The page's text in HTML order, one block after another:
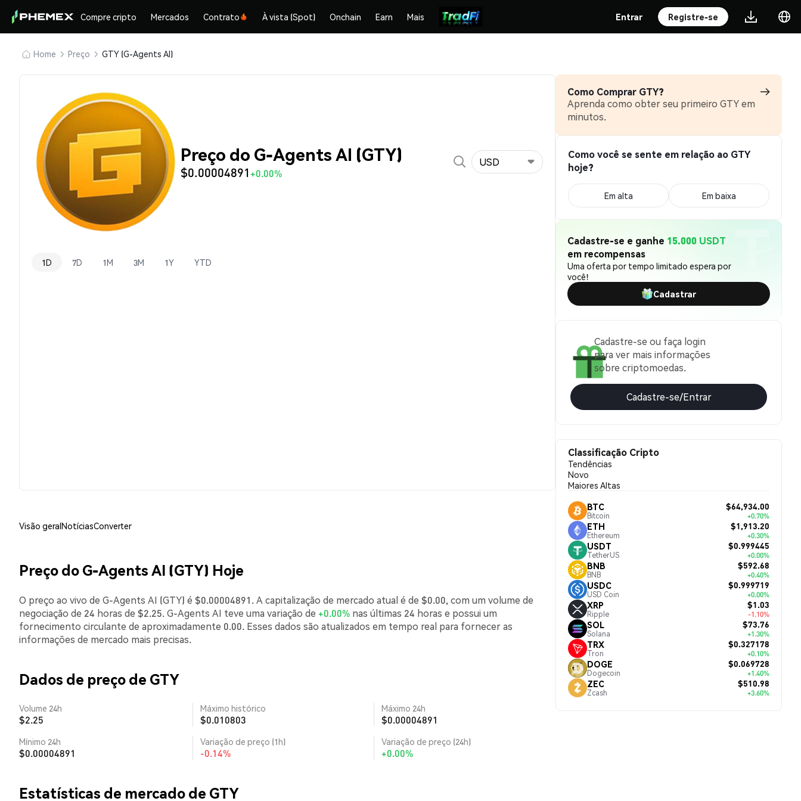
Compre cripto Mercados Contrato À vista (Spot) Onchain Earn Mais Entrar Registre-se
Home Preço GTY (G-Agents AI)
Preço do G-Agents AI (GTY)
$0.00004891+0.00%
USD
1D 7D 1M 3M 1Y YTD
Visão geralNotíciasConverter
Preço do G-Agents AI (GTY) Hoje
O preço ao vivo de G-Agents AI (GTY) é $0.00004891. A capitalização de mercado atual é de $0.00, com um volume de
negociação de 24 horas de $2.25. G-Agents AI teve uma variação de +0.00% nas últimas 24 horas e possui um
fornecimento circulante de aproximadamente 0.00. Esses dados são atualizados em tempo real para fornecer as
informações de mercado mais precisas.
Dados de preço de GTY
Volume 24h
$2.25
Máximo histórico
$0.010803
Máximo 24h
$0.00004891
Mínimo 24h
$0.00004891
Variação de preço (1h)
-0.14%
Variação de preço (24h)
+0.00%
Estatísticas de mercado de GTY
Como Comprar GTY?
Aprenda como obter seu primeiro GTY em
minutos.
Como você se sente em relação ao GTY
hoje?
Em alta Em baixa
Cadastre-se e ganhe 15.000 USDT
em recompensas
Uma oferta por tempo limitado espera por
você!
Cadastrar
Cadastre-se ou faça login
para ver mais informações
sobre criptomoedas.
Cadastre-se/Entrar
Classificação Cripto
Tendências
Novo
Maiores Altas
BTC
Bitcoin
$64,934.00
+0.70%
ETH
Ethereum
$1,913.20
+0.30%
USDT
TetherUS
$0.999445
+0.00%
BNB
BNB
$592.68
+0.40%
USDC
USD Coin
$0.999719
+0.00%
XRP
Ripple
$1.03
-1.10%
SOL
Solana
$73.76
+1.30%
TRX
Tron
$0.327178
+0.10%
DOGE
Dogecoin
$0.069728
+1.40%
ZEC
Zcash
$510.98
+3.60%